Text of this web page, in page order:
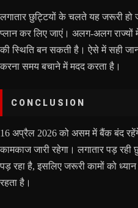
लगातार छुट्टियों के चलते यह जरूरी हो
प्लान कर लिए जाएं। अलग-अलग
की स्थिति बन सकती है। ऐसे में सही
करना समय बचाने में मदद करता है।
CONCLUSION
16 अप्रैल 2026 को असम में बैंक बंद रहेंगे,
कामकाज जारी रहेगा। लगातार पड़
पड़ रहा है, इसलिए जरूरी कामों को
रहता है।